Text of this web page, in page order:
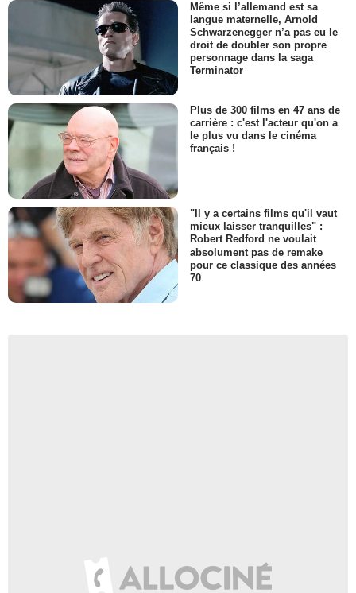
Même si l’allemand est sa
langue maternelle, Arnold
Schwarzenegger n’a pas eu le
droit de doubler son propre
personnage dans la saga
Terminator
Plus de 300 films en 47 ans de
carrière : c'est l'acteur qu'on a
le plus vu dans le cinéma
français !
"Il y a certains films qu'il vaut
mieux laisser tranquilles" :
Robert Redford ne voulait
absolument pas de remake
pour ce classique des années
70